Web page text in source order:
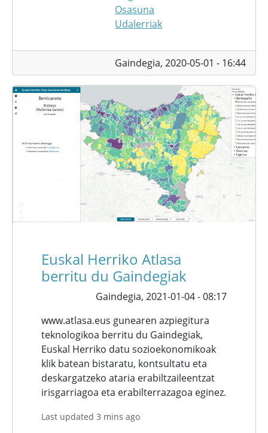
Osasuna
Udalerriak
Gaindegia, 2020-05-01 - 16:44
Euskal Herriko Atlasa
berritu du Gaindegiak
Gaindegia, 2021-01-04 - 08:17
www.atlasa.eus gunearen azpiegitura
teknologikoa berritu du Gaindegiak,
Euskal Herriko datu sozioekonomikoak
klik batean bistaratu, kontsultatu eta
deskargatzeko ataria erabiltzaileentzat
irisgarriagoa eta erabilterrazagoa eginez.
Last updated 3 mins ago